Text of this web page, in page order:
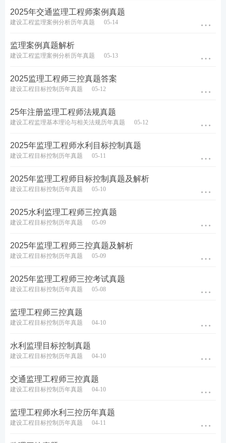
目标控制
(水利)
日 2
0：00
苏洁
案例分
5月1
9日1
0起
案例分析
(水利）
日1
7：30
起
苏洁
励！如果你正好要参加监理考试，考后回忆真题，提
纳，就可以获取现金奖励！你一题，我一题，大家一
起凑满一整套完整真题，233网校老师们会根据大家
提交的回忆真题，快速整理，做答案解析，到时候就
可以在233网校进行监理真题估分啦~
扫码上传入口>>
2025年监理工程师考试目标控制科目分为土建、交
2025年交通监理工程师案例真题
建设工程监理案例分析历年真题 05-14
监理案例真题解析
建设工程监理案例分析历年真题 05-13
2025监理工程师三控真题答案
建设工程目标控制历年真题 05-12
25年注册监理工程师法规真题
建设工程监理基本理论与相关法规历年真题 05-12
2025年监理工程师水利目标控制真题
建设工程目标控制历年真题 05-11
2025年监理工程师目标控制真题及解析
建设工程目标控制历年真题 05-10
2025水利监理工程师三控真题
建设工程目标控制历年真题 05-09
2025年监理工程师三控真题及解析
建设工程目标控制历年真题 05-09
2025年监理工程师三控考试真题
建设工程目标控制历年真题 05-08
监理工程师三控真题
建设工程目标控制历年真题 04-10
水利监理目标控制真题
建设工程目标控制历年真题 04-10
交通监理工程师三控真题
建设工程目标控制历年真题 04-10
监理工程师水利三控历年真题
建设工程目标控制历年真题 04-11